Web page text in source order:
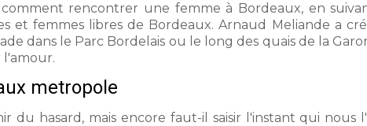
rencontrer une femme à Bordeaux, en
et femmes libres de Bordeaux. Arnaud Meliande a
dans le Parc Bordelais ou le long des quais de la
l'amour.
metropole
du hasard, mais encore faut-il saisir l'instant qui